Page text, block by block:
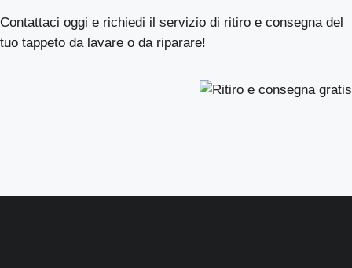
Contattaci oggi e richiedi il servizio di ritiro e consegna del
tuo tappeto da lavare o da riparare!